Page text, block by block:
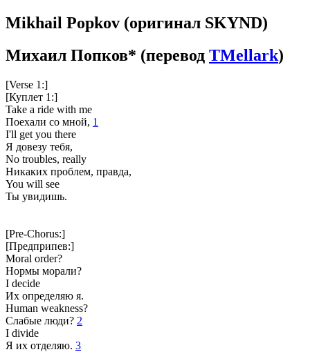
Mikhail Popkov (оригинал SKYND)
Михаил Попков* (перевод TMellark)
[Verse 1:]
[Куплет 1:]
Take a ride with me
Поехали со мной, 1
I'll get you there
Я довезу тебя,
No troubles, really
Никаких проблем, правда,
You will see
Ты увидишь.
[Pre-Chorus:]
[Предприпев:]
Moral order?
Нормы морали?
I decide
Их определяю я.
Human weakness?
Слабые люди? 2
I divide
Я их отделяю. 3